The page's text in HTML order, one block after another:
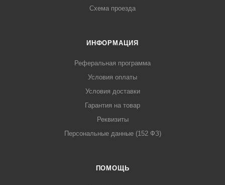
Схема проезда
ИНФОРМАЦИЯ
Реферальная программа
Условия оплаты
Условия доставки
Гарантия на товар
Реквизиты
Персональные данные (152 ФЗ)
ПОМОЩЬ